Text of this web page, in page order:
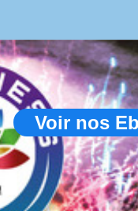
Voir nos